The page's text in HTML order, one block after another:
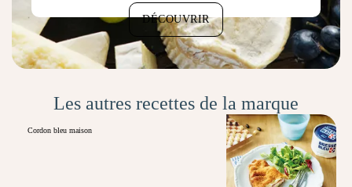
DÉCOUVRIR
Les autres recettes de la marque
Cordon bleu maison